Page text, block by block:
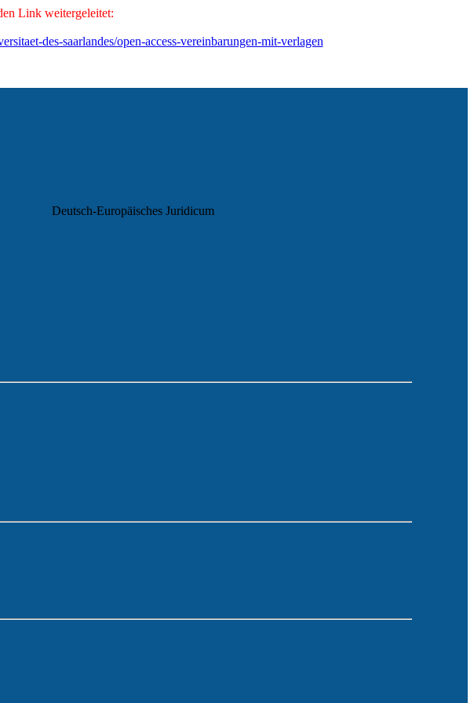
Link weitergeleitet:
des-saarlandes/open-access-vereinbarungen-mit-verlagen
Deutsch-Europäisches Juridicum